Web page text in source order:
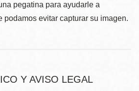
pegatina para ayudarle a
podamos evitar capturar su imagen.
Y AVISO LEGAL